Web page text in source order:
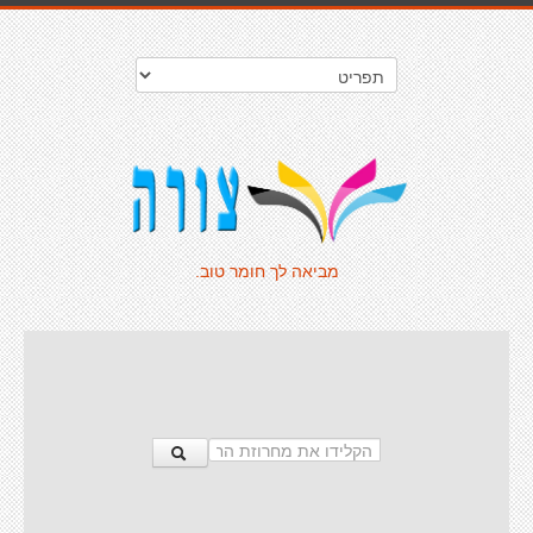
מביאה לך חומר טוב.